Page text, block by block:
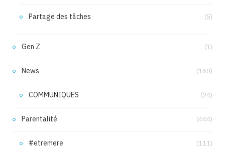
Partage des tâches (5)
Gen Z (1)
News (160)
COMMUNIQUES (24)
Parentalité (444)
#etremere (111)